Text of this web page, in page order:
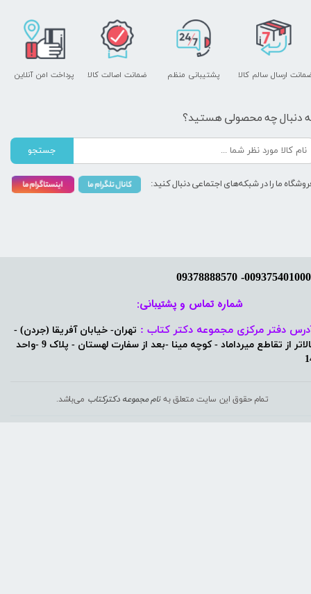
دفتر مرکزی مجموعه دکتر کتاب : تهران- خیابان آفریقا (جردن) -
بالاتر از تقاطع میرداماد - کوچه مینا -بعد از سفارت لهستان - پلاک 9 -واحد
تمام حقوق این سایت متعلق بهنام مجموعه دکترکتاب می‌باشد.
شماره تماس و پشتیبانی: ​​​​​​​
پشتیبانی منظم پرداخت امن آنلاین ارسال سالم کالا ضمانت اصالت کالا
دنبال چه محصولی هستید؟
جستجو
ما را در شبکه‌های اجتماعی دنبال کنید: